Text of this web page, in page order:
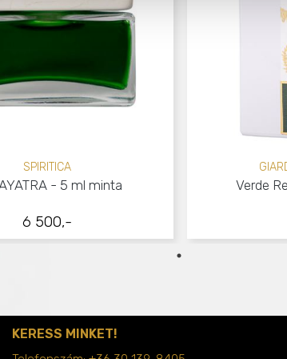
6 500,-
SPIRITICA
- 5 ml minta Verde
KERESS MINKET!